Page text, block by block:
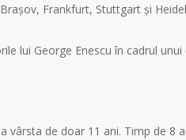
Frankfurt, Stuttgart și
lui George Enescu în cadrul
vârsta de doar 11 ani. Timp de 8